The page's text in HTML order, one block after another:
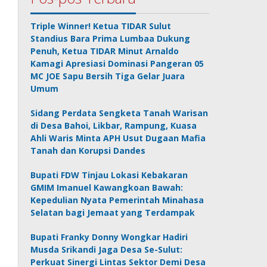
Triple Winner! Ketua TIDAR Sulut
Standius Bara Prima Lumbaa Dukung
Penuh, Ketua TIDAR Minut Arnaldo
Kamagi Apresiasi Dominasi Pangeran 05
MC JOE Sapu Bersih Tiga Gelar Juara
Umum
Sidang Perdata Sengketa Tanah Warisan
di Desa Bahoi, Likbar, Rampung, Kuasa
Ahli Waris Minta APH Usut Dugaan Mafia
Tanah dan Korupsi Dandes
Bupati FDW Tinjau Lokasi Kebakaran
GMIM Imanuel Kawangkoan Bawah:
Kepedulian Nyata Pemerintah Minahasa
Selatan bagi Jemaat yang Terdampak
Bupati Franky Donny Wongkar Hadiri
Musda Srikandi Jaga Desa Se-Sulut:
Perkuat Sinergi Lintas Sektor Demi Desa